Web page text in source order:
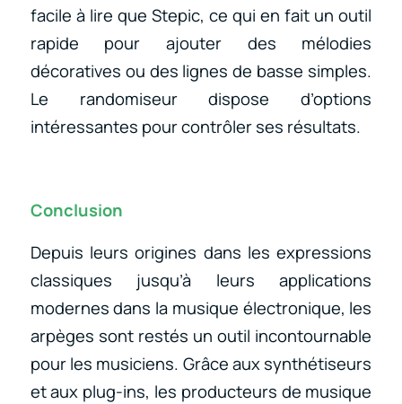
facile à lire que Stepic, ce qui en fait un outil
rapide pour ajouter des mélodies
décoratives ou des lignes de basse simples.
Le randomiseur dispose d’options
intéressantes pour contrôler ses résultats.
Conclusion
Depuis leurs origines dans les expressions
classiques jusqu’à leurs applications
modernes dans la musique électronique, les
arpèges sont restés un outil incontournable
pour les musiciens. Grâce aux synthétiseurs
et aux plug-ins, les producteurs de musique